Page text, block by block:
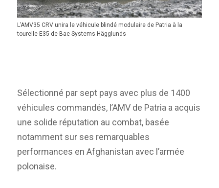
L’AMV35 CRV unira le véhicule blindé modulaire de Patria à la
tourelle E35 de Bae Systems-Hägglunds
Sélectionné par sept pays avec plus de 1400
véhicules commandés, l’AMV de Patria a acquis
une solide réputation au combat, basée
notamment sur ses remarquables
performances en Afghanistan avec l’armée
polonaise.